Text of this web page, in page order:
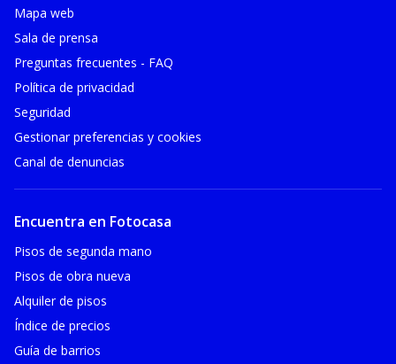
Mapa web
Sala de prensa
Preguntas frecuentes - FAQ
Política de privacidad
Seguridad
Gestionar preferencias y cookies
Canal de denuncias
Encuentra en Fotocasa
Pisos de segunda mano
Pisos de obra nueva
Alquiler de pisos
Índice de precios
Guía de barrios